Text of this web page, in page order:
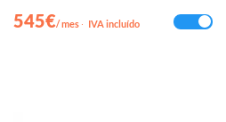
545€/ mes · IVA incluído